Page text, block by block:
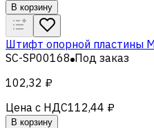
В корзину
Штифт опорной пластины
SC-SP00168 Под заказ
102,32 ₽
Цена с НДС112,44 ₽
В корзину